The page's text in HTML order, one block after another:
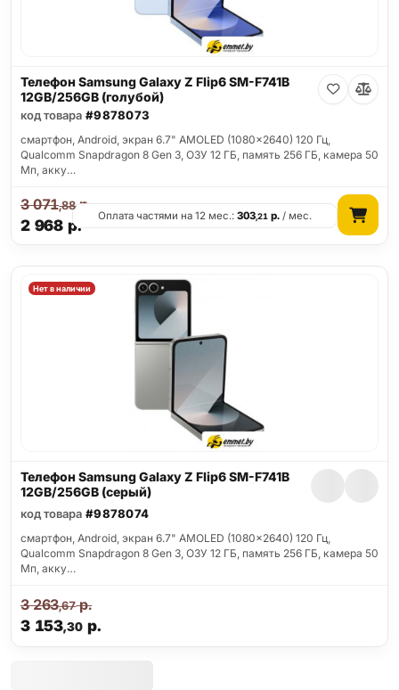
Телефон Samsung Galaxy Z Flip6 SM-F741B
12GB/256GB (голубой)
код товара #9878073
смартфон, Android, экран 6.7" AMOLED (1080x2640) 120 Гц,
Qualcomm Snapdragon 8 Gen 3, ОЗУ 12 ГБ, память 256 ГБ, камера 50
Мп, акку…
2 968 р.
3 071,88р.
Оплата частями на 12 мес.:303,21 р. / мес.
Нет в наличии
Телефон Samsung Galaxy Z Flip6 SM-F741B
12GB/256GB (серый)
код товара #9878074
смартфон, Android, экран 6.7" AMOLED (1080x2640) 120 Гц,
Qualcomm Snapdragon 8 Gen 3, ОЗУ 12 ГБ, память 256 ГБ, камера 50
Мп, акку…
3 153,30 р.
3 263,67р.